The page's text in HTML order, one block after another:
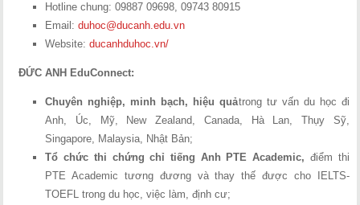
Hotline chung: 09887 09698, 09743 80915
Email:duhoc@ducanh.edu.vn
Website:ducanhduhoc.vn/
ĐỨC ANH EduConnect:
Chuyên nghiệp, minh bạch, hiệu quảtrong tư vấn du học đi
Anh, Úc, Mỹ, New Zealand, Canada, Hà Lan, Thụy Sỹ,
Singapore, Malaysia, Nhật Bản;
Tổ chức thi chứng chỉ tiếng Anh PTE Academic, điểm thi
PTE Academic tương đương và thay thế được cho IELTS-
TOEFL trong du học, việc làm, định cư;